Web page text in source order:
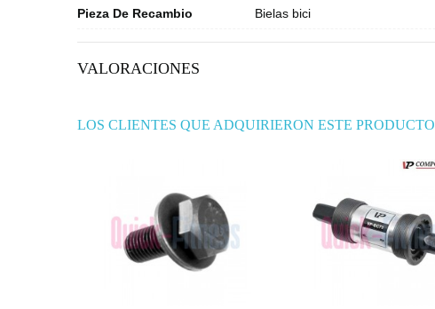
Pieza De Recambio Bielas bici
VALORACIONES
LOS CLIENTES QUE ADQUIRIERON ESTE